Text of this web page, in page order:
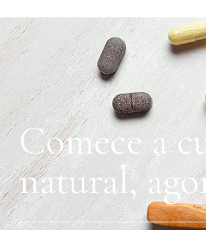
Comece a
natural,